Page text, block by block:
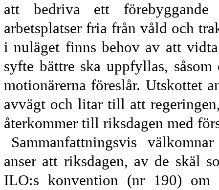
att bedriva ett
arbetsplatser fria från våld och
i nuläget finns behov av att
syfte bättre ska uppfyllas,
motionärerna föreslår. Utskottet
avvägt och litar till att
återkommer till riksdagen med
Sammanfattningsvis
anser att riksdagen, av de skäl
ILO:s konvention (nr 190) om